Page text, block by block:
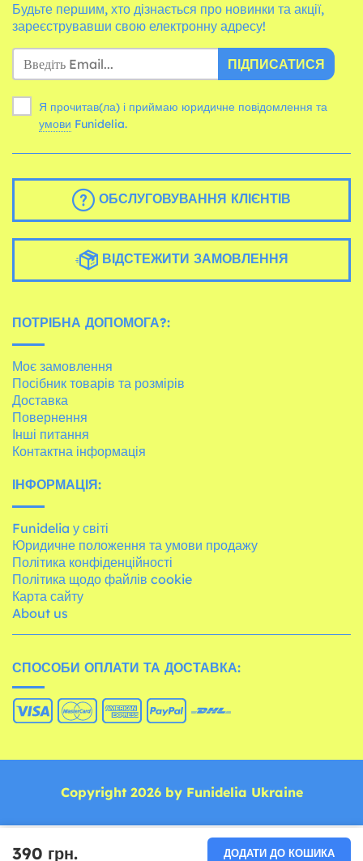
390 грн. ДОДАТИ ДО КОШИКА
Будьте першим, хто дізнається про новинки та акції,
зареєструвавши свою електронну адресу!
ПІДПИСАТИСЯ
Я прочитав(ла) і приймаю юридичне повідомлення та
умови Funidelia.
ОБСЛУГОВУВАННЯ КЛІЄНТІВ
ВІДСТЕЖИТИ ЗАМОВЛЕННЯ
ПОТРІБНА ДОПОМОГА?:
Моє замовлення
Посібник товарів та розмірів
Доставка
Повернення
Інші питання
Контактна інформація
ІНФОРМАЦІЯ:
Funidelia у світі
Юридичне положення та умови продажу
Політика конфіденційності
Політика щодо файлів cookie
Карта сайту
About us
СПОСОБИ ОПЛАТИ ТА ДОСТАВКА:
Copyright 2026 by Funidelia Ukraine